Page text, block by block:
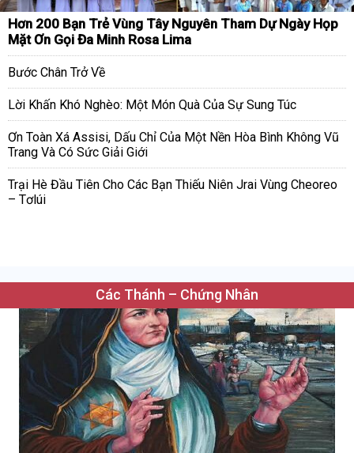
Hơn 200 Bạn Trẻ Vùng Tây Nguyên Tham Dự Ngày Họp
Mặt Ơn Gọi Đa Minh Rosa Lima
Bước Chân Trở Về
Lời Khấn Khó Nghèo: Một Món Quà Của Sự Sung Túc
Ơn Toàn Xá Assisi, Dấu Chỉ Của Một Nền Hòa Bình Không Vũ
Trang Và Có Sức Giải Giới
Trại Hè Đầu Tiên Cho Các Bạn Thiếu Niên Jrai Vùng Cheoreo
– Tơlúi
Các Thánh – Chứng Nhân